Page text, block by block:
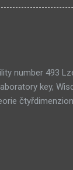
(65)
diskuze
number 493
key,
strojovny